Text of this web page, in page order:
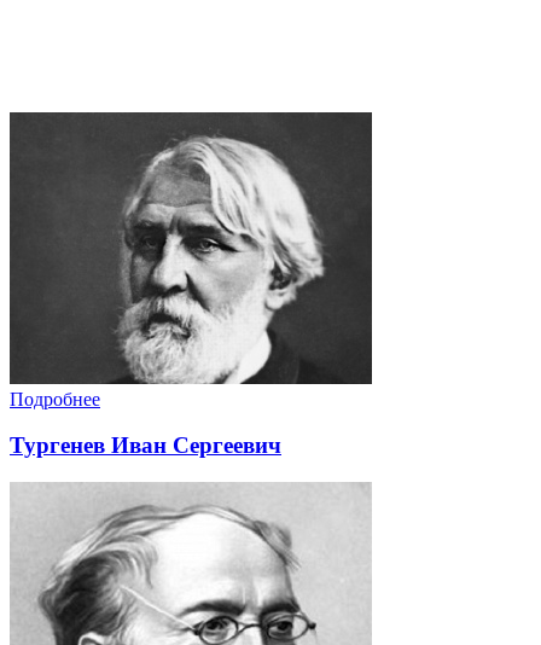
Подробнее
Тургенев Иван Сергеевич